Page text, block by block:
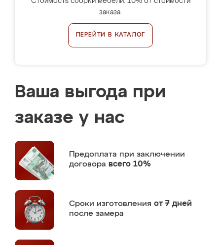
заказа.
ПЕРЕЙТИ В КАТАЛОГ
Ваша выгода при
заказе у нас
Предоплата при заключении
договора всего 10%
Сроки изготовления от 7 дней
после замера